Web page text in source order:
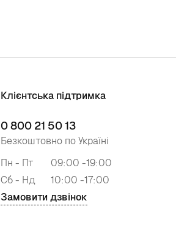
Клієнтська підтримка
0 800 21 50 13
Безкоштовно по Україні
Пн - Пт
09:00 -19:00
Сб - Нд
10:00 -17:00
Замовити дзвінок